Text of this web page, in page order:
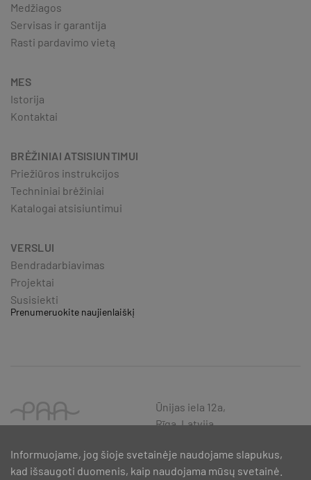
Medžiagos
Servisas ir garantija
Rasti pardavimo vietą
MES
Istorija
Kontaktai
BRĖŽINIAI ATSISIUNTIMUI
Priežiūros instrukcijos
Techniniai brėžiniai
Katalogai atsisiuntimui
VERSLUI
Bendradarbiavimas
Projektai
Susisiekti
Prenumeruokite naujienlaiškį
Ūnijas iela 12a,
Rīga, Latvija
Informuojame, jog šioje svetainėje naudojame slapukus,
kad išsaugoti duomenis, kaip naudojama mūsų svetainė.